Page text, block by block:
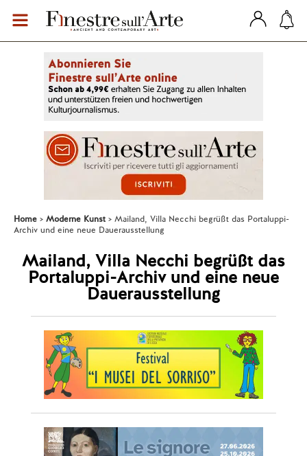
Home Moderne Kunst
Mailand, Villa Necchi begrüßt das Portaluppi-
Archiv und eine neue Dauerausstellung
Mailand, Villa Necchi begrüßt das
Portaluppi-Archiv und eine neue
Dauerausstellung